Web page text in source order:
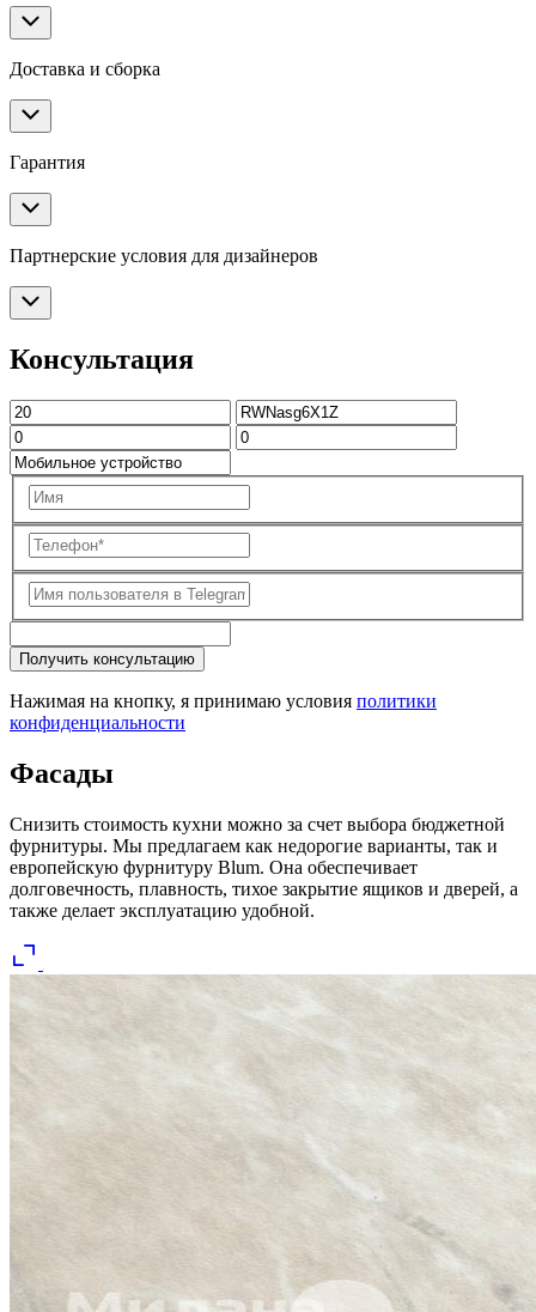
Доставка и сборка
Гарантия
Партнерские условия для дизайнеров
Консультация
Получить консультацию
Нажимая на кнопку, я принимаю условия политики
конфиденциальности
Фасады
Снизить стоимость кухни можно за счет выбора бюджетной
фурнитуры. Мы предлагаем как недорогие варианты, так и
европейскую фурнитуру Blum. Она обеспечивает
долговечность, плавность, тихое закрытие ящиков и дверей, а
также делает эксплуатацию удобной.